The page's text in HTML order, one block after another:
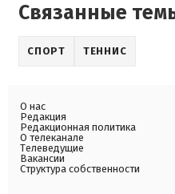
Связанные
СПОРТ ТЕННИС
О нас
Редакция
Редакционная политика
О телеканале
Телеведущие
Вакансии
Структура собственности